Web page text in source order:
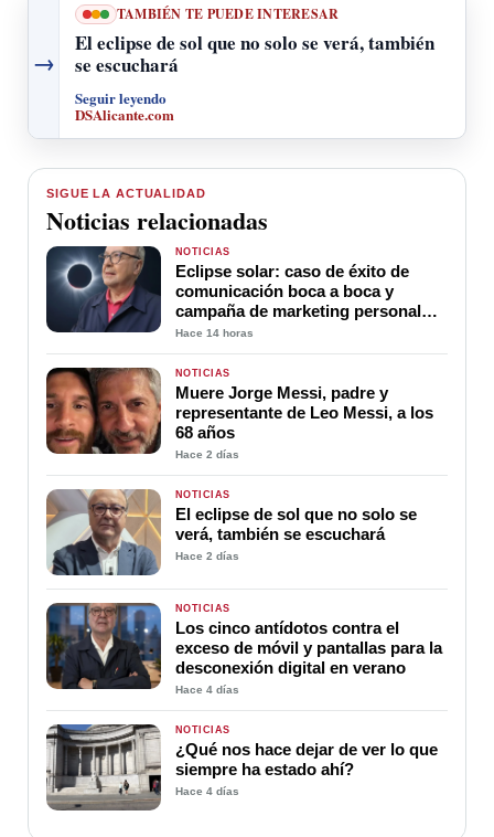
→
TAMBIÉN TE PUEDE INTERESAR
El eclipse de sol que no solo se verá, también
se escuchará
Seguir leyendo
DSAlicante.com
SIGUE LA ACTUALIDAD
Noticias relacionadas
NOTICIAS
Eclipse solar: caso de éxito de
comunicación boca a boca y
campaña de marketing personal
sin coste y al alcance de todos
Hace 14 horas
NOTICIAS
Muere Jorge Messi, padre y
representante de Leo Messi, a los
68 años
Hace 2 días
NOTICIAS
El eclipse de sol que no solo se
verá, también se escuchará
Hace 2 días
NOTICIAS
Los cinco antídotos contra el
exceso de móvil y pantallas para la
desconexión digital en verano
Hace 4 días
NOTICIAS
¿Qué nos hace dejar de ver lo que
siempre ha estado ahí?
Hace 4 días